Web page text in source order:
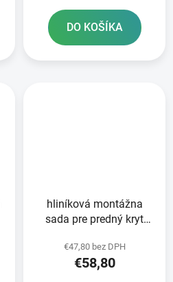
DO KOŠÍKA
hliníková montážna
sada pre predný kryt
€47,80 bez DPH
€58,80